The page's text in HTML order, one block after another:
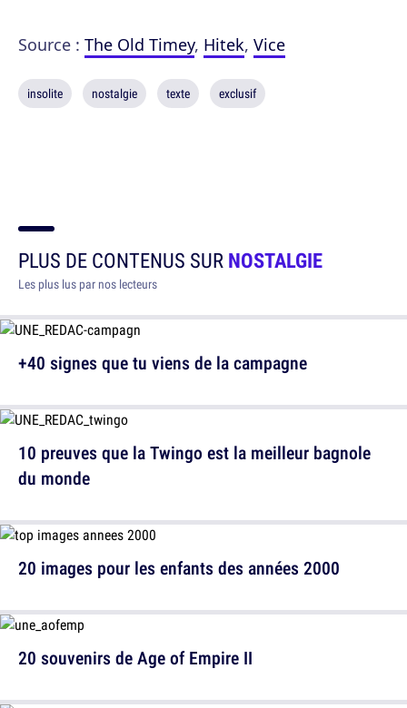
Source : The Old Timey, Hitek, Vice
insolite nostalgie texte exclusif
PLUS DE CONTENUS SURNOSTALGIE
Les plus lus par nos lecteurs
+40 signes que tu viens de la campagne
20 images pour les enfants des années 2000
10 preuves que la Twingo est la meilleur bagnole
du monde
20 souvenirs de Age of Empire II